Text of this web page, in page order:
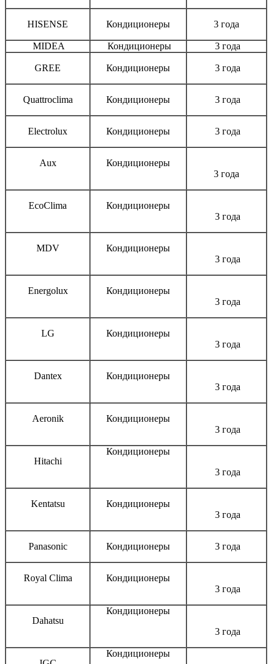
HISENSE Кондиционеры 3 года
MIDEA Кондиционеры 3 года
GREE Кондиционеры 3 года
Quattroclima Кондиционеры 3 года
Electrolux Кондиционеры 3 года
Aux
Кондиционеры
3 года
EcoClima
Кондиционеры
3 года
MDV
Кондиционеры
3 года
Energolux
Кондиционеры
3 года
LG
Кондиционеры
3 года
Dantex
Кондиционеры
3 года
Aeronik
Кондиционеры
3 года
Hitachi
Кондиционеры
3 года
Kentatsu
Кондиционеры
3 года
Panasonic Кондиционеры 3 года
Royal Clima
Кондиционеры
3 года
Dahatsu
Кондиционеры
3 года
Кондиционеры